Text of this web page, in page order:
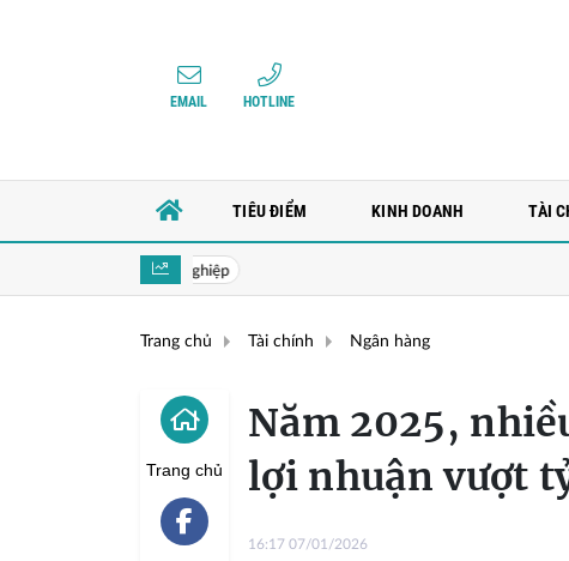
EMAIL HOTLINE
TIÊU ĐIỂM KINH DOANH TÀI
Bộ trưởng Tài chính Mỹ Scott Bessent: Từ "cao
Trang chủ Tài chính Ngân hàng
Trang chủ
Năm 2025,
lợi nhuận vượt
16:17 07/01/2026